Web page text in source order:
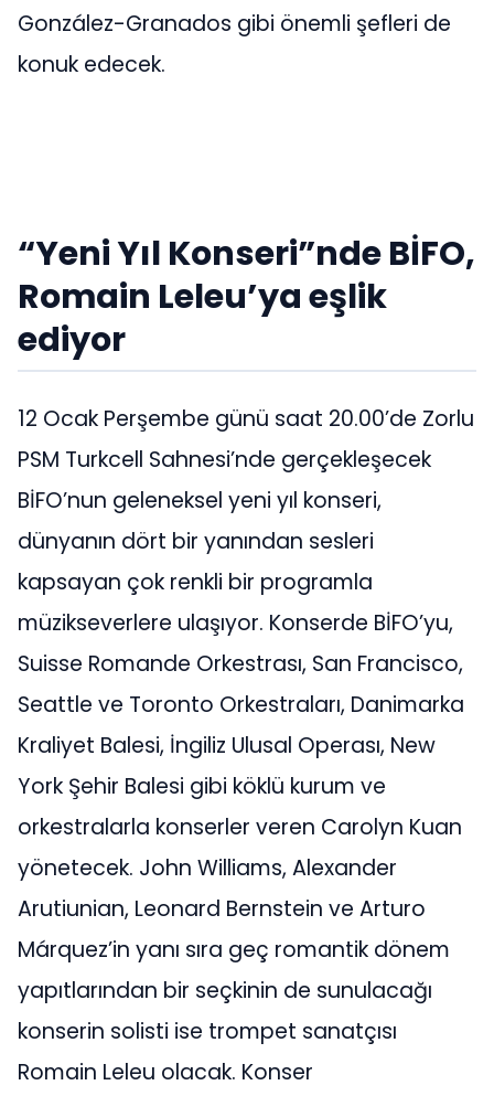
González-Granados gibi önemli şefleri de
konuk edecek.
“Yeni Yıl Konseri”nde BİFO,
Romain Leleu’ya eşlik
ediyor
12 Ocak Perşembe günü saat 20.00’de Zorlu
PSM Turkcell Sahnesi’nde gerçekleşecek
BİFO’nun geleneksel yeni yıl konseri,
dünyanın dört bir yanından sesleri
kapsayan çok renkli bir programla
müzikseverlere ulaşıyor. Konserde BİFO’yu,
Suisse Romande Orkestrası, San Francisco,
Seattle ve Toronto Orkestraları, Danimarka
Kraliyet Balesi, İngiliz Ulusal Operası, New
York Şehir Balesi gibi köklü kurum ve
orkestralarla konserler veren Carolyn Kuan
yönetecek. John Williams, Alexander
Arutiunian, Leonard Bernstein ve Arturo
Márquez’in yanı sıra geç romantik dönem
yapıtlarından bir seçkinin de sunulacağı
konserin solisti ise trompet sanatçısı
Romain Leleu olacak. Konser